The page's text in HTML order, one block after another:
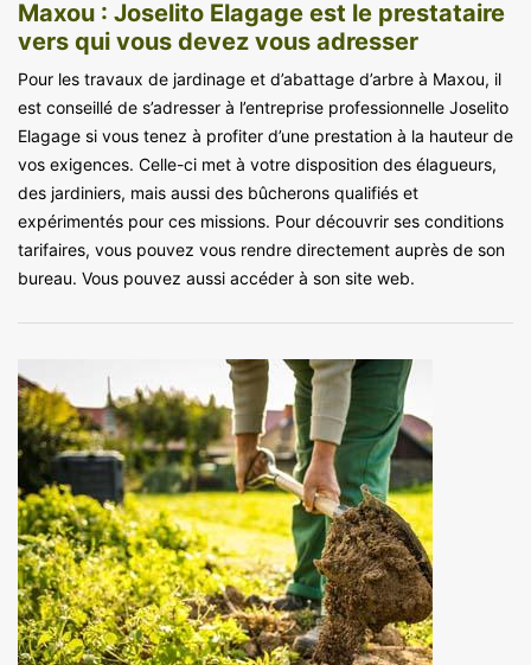
Maxou : Joselito Elagage est le prestataire
vers qui vous devez vous adresser
Pour les travaux de jardinage et d’abattage d’arbre à Maxou, il
est conseillé de s’adresser à l’entreprise professionnelle Joselito
Elagage si vous tenez à profiter d’une prestation à la hauteur de
vos exigences. Celle-ci met à votre disposition des élagueurs,
des jardiniers, mais aussi des bûcherons qualifiés et
expérimentés pour ces missions. Pour découvrir ses conditions
tarifaires, vous pouvez vous rendre directement auprès de son
bureau. Vous pouvez aussi accéder à son site web.